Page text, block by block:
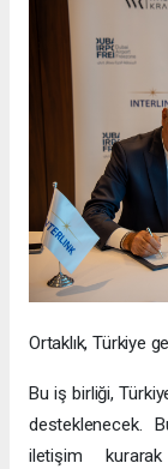
Ortaklık, Türkiye
Bu iş birliği,
desteklenecek.
iletişim